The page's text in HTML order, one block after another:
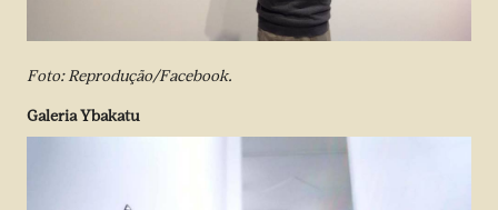
Foto: Reprodução/Facebook.
Galeria Ybakatu